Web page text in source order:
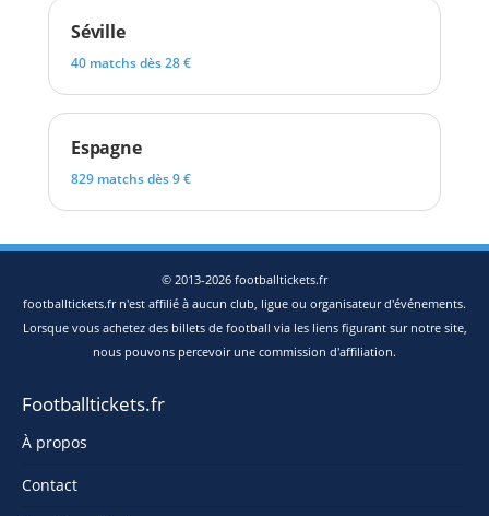
Séville
40 matchs dès 28 €
Espagne
829 matchs dès 9 €
© 2013-2026 footballtickets.fr
footballtickets.fr n'est affilié à aucun club, ligue ou organisateur d'événements.
Lorsque vous achetez des billets de football via les liens figurant sur notre site,
nous pouvons percevoir une commission d'affiliation.
Footballtickets.fr
À propos
Contact